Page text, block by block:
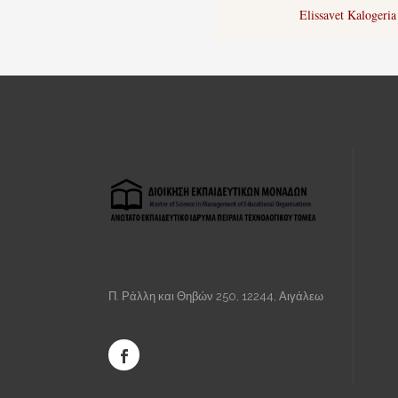
Elissavet
Π. Ράλλη και Θηβών 250, 12244, Αιγάλεω